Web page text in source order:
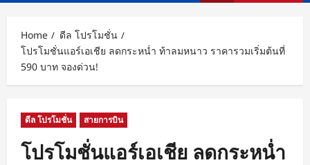
Home
ดีล โปรโมชั่น
โปรโมชั่นแอร์เอเชีย ลดกระหน่ำ ท้าลมหนาว ราคารวมเริ่มต้นที่
590 บาท จองด่วน!
ดีล โปรโมชั่น สายการบิน
โปรโมชั่นแอร์เอเชีย ลดกระหน่ำ